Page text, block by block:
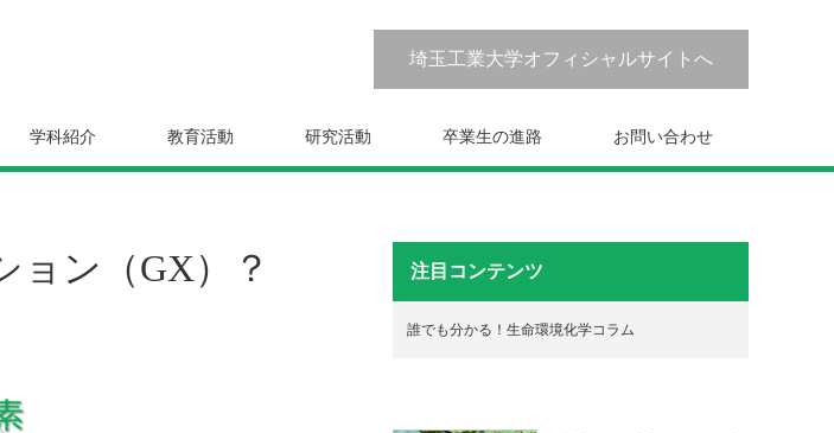
埼玉工業大学オフィシャルサイトへ
学科紹介 教育活動 研究活動 卒業生の進路 お問い合わせ
ョン（GX）？ 注目コンテンツ
誰でも分かる！生命環境化学コラム